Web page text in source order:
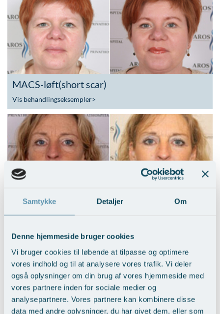
Samtykke Detaljer Om
Denne hjemmeside bruger cookies
Vi bruger cookies til løbende at tilpasse og optimere
vores indhold og til at analysere vores trafik. Vi deler
også oplysninger om din brug af vores hjemmeside med
vores partnere inden for sociale medier og
analysepartnere. Vores partnere kan kombinere disse
data med andre oplysninger, du har givet dem, eller som
MACS-løft(short scar)
Vis behandlingseksempler>
Nedre ansigtsløft i kombi. med
mellemansigtsløft